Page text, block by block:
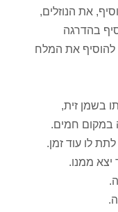
את הנוזלים,
בהדרגה
דקות לישה, להוסיף את המלח
בשמן זית,
במקום חמים.
לו עוד זמן.
יצא ממנו.